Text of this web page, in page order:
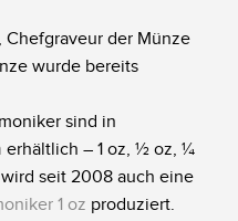
Chefgraveur der Münze
wurde bereits
sind in
erhältlich – 1 oz, ½ oz, ¼
wird seit 2008 auch eine
1 oz produziert.